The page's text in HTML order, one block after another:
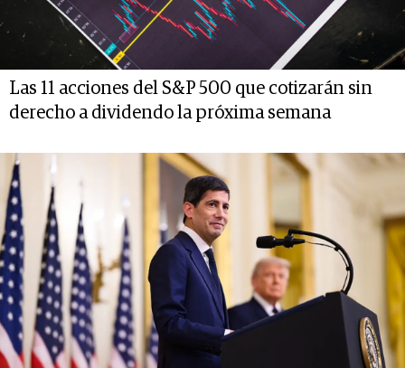
Las 11 acciones del S&P 500 que cotizarán sin
derecho a dividendo la próxima semana